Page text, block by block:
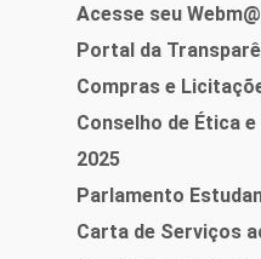
Acesse seu
Portal da
Compras e
Conselho de Ética
2025
Parlamento
Carta de Serviços